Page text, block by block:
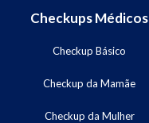
Checkups Médicos
Checkup Básico
Checkup da Mamãe
Checkup da Mulher